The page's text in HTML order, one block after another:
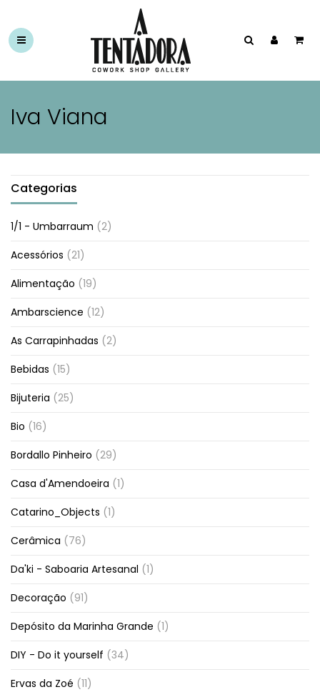
Iva Viana
Categorias
1/1 - Umbarraum (2)
Acessórios (21)
Alimentação (19)
Ambarscience (12)
As Carrapinhadas (2)
Bebidas (15)
Bijuteria (25)
Bio (16)
Bordallo Pinheiro (29)
Casa d'Amendoeira (1)
Catarino_Objects (1)
Cerâmica (76)
Da'ki - Saboaria Artesanal (1)
Decoração (91)
Depósito da Marinha Grande (1)
DIY - Do it yourself (34)
Ervas da Zoé (11)